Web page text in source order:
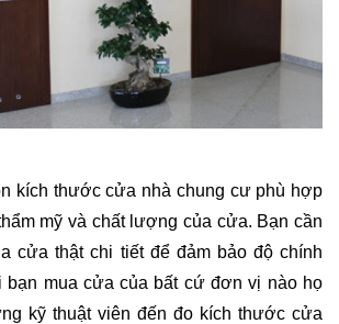
kích thước cửa nhà chung cư phù hợp
mỹ và chất lượng của cửa. Bạn cần
cửa thật chi tiết để đảm bảo độ chính
bạn mua cửa của bất cứ đơn vị nào họ
kỹ thuật viên đến đo kích thước cửa